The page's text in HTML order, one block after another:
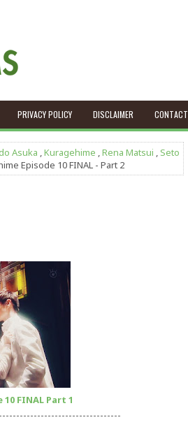
PRIVACY POLICY DISCLAIMER CONTACT
Asuka ,Kuragehime ,Rena Matsui , Seto
Episode 10 FINAL - Part 2
FINAL Part 1